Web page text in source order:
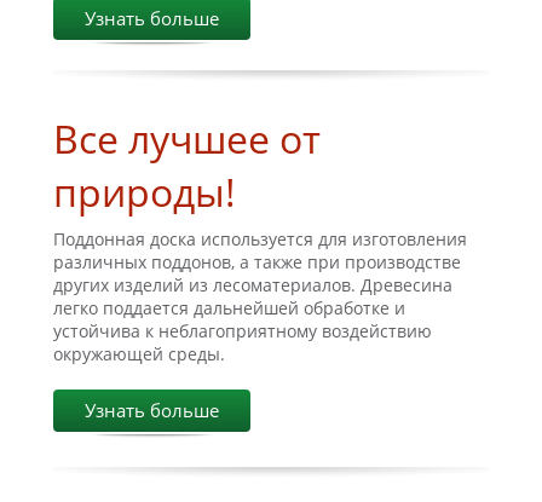
Узнать больше
Все лучшее от
природы!
Поддонная доска используется для изготовления
различных поддонов, а также при производстве
других изделий из лесоматериалов. Древесина
легко поддается дальнейшей обработке и
устойчива к неблагоприятному воздействию
окружающей среды.
Узнать больше